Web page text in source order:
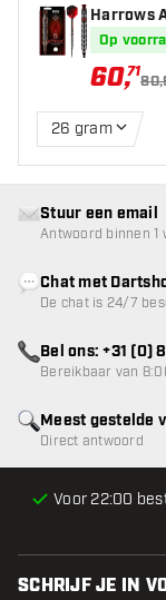
Harrows
Op
60,71
26 gram
Voor 22:00
Meest gestelde
Direct antwoord
Stuur een email
Antwoord binnen 1
Chat met
De chat is 24/7
Bel ons: +31 (0)
Bereikbaar van
SCHRIJF JE IN